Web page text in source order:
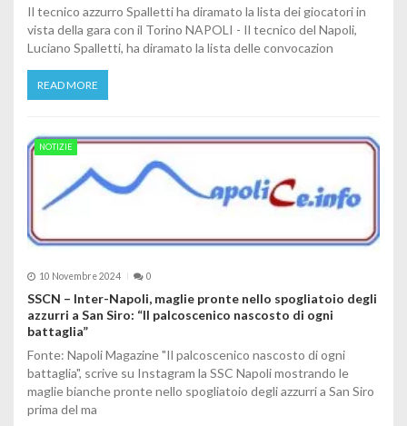
Il tecnico azzurro Spalletti ha diramato la lista dei giocatori in
vista della gara con il Torino NAPOLI - Il tecnico del Napoli,
Luciano Spalletti, ha diramato la lista delle convocazion
READ MORE
NOTIZIE
10 Novembre 2024 0
SSCN – Inter-Napoli, maglie pronte nello spogliatoio degli
azzurri a San Siro: “Il palcoscenico nascosto di ogni
battaglia”
Fonte: Napoli Magazine "Il palcoscenico nascosto di ogni
battaglia", scrive su Instagram la SSC Napoli mostrando le
maglie bianche pronte nello spogliatoio degli azzurri a San Siro
prima del ma